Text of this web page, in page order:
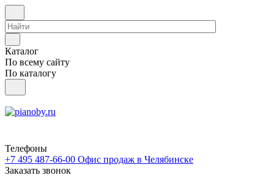
Каталог
По всему сайту
По каталогу
Телефоны
+7 495 487-66-00 Офис продаж в Челябинске
Заказать звонок